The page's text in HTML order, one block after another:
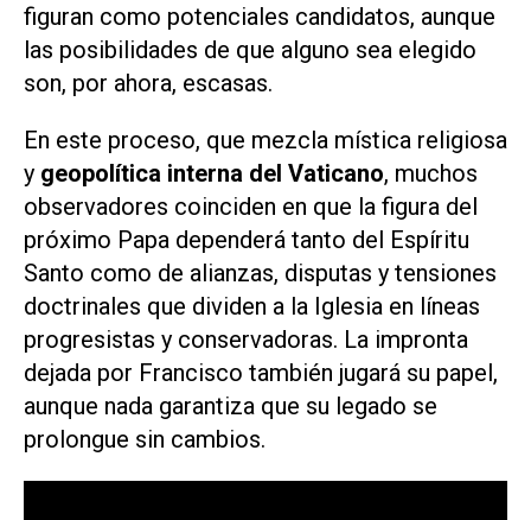
figuran como potenciales candidatos, aunque
las posibilidades de que alguno sea elegido
son, por ahora, escasas.
En este proceso, que mezcla mística religiosa
y geopolítica interna del Vaticano, muchos
observadores coinciden en que la figura del
próximo Papa dependerá tanto del Espíritu
Santo como de alianzas, disputas y tensiones
doctrinales que dividen a la Iglesia en líneas
progresistas y conservadoras. La impronta
dejada por Francisco también jugará su papel,
aunque nada garantiza que su legado se
prolongue sin cambios.